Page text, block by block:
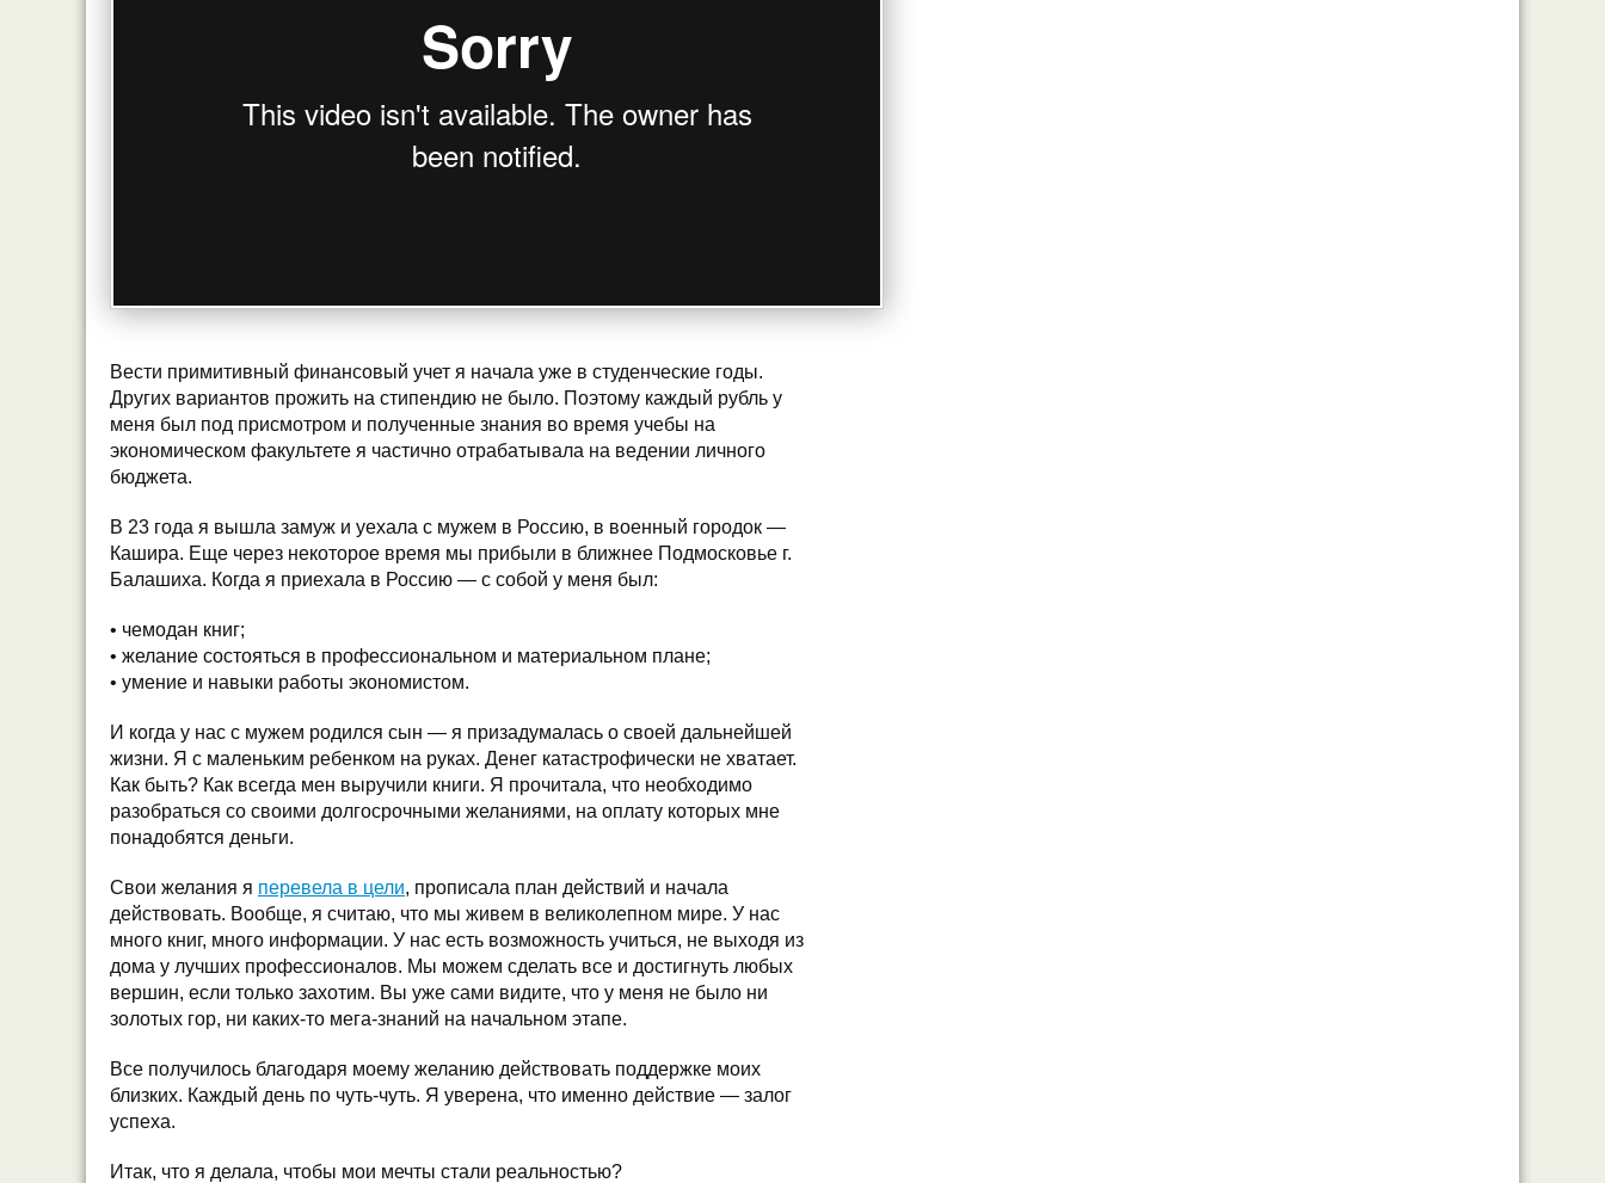
Вести примитивный финансовый учет я начала уже в студенческие годы.
Других вариантов прожить на стипендию не было. Поэтому каждый рубль у
меня был под присмотром и полученные знания во время учебы на
экономическом факультете я частично отрабатывала на ведении личного
бюджета.
В 23 года я вышла замуж и уехала с мужем в Россию, в военный городок —
Кашира. Еще через некоторое время мы прибыли в ближнее Подмосковье г.
Балашиха. Когда я приехала в Россию — с собой у меня был:
• чемодан книг;
• желание состояться в профессиональном и материальном плане;
• умение и навыки работы экономистом.
И когда у нас с мужем родился сын — я призадумалась о своей дальнейшей
жизни. Я с маленьким ребенком на руках. Денег катастрофически не хватает.
Как быть? Как всегда мен выручили книги. Я прочитала, что необходимо
разобраться со своими долгосрочными желаниями, на оплату которых мне
понадобятся деньги.
Свои желания я перевела в цели, прописала план действий и начала
действовать. Вообще, я считаю, что мы живем в великолепном мире. У нас
много книг, много информации. У нас есть возможность учиться, не выходя из
дома у лучших профессионалов. Мы можем сделать все и достигнуть любых
вершин, если только захотим. Вы уже сами видите, что у меня не было ни
золотых гор, ни каких-то мега-знаний на начальном этапе.
Все получилось благодаря моему желанию действовать поддержке моих
близких. Каждый день по чуть-чуть. Я уверена, что именно действие — залог
успеха.
Итак, что я делала, чтобы мои мечты стали реальностью?